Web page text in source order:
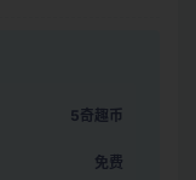
5奇趣币
免费